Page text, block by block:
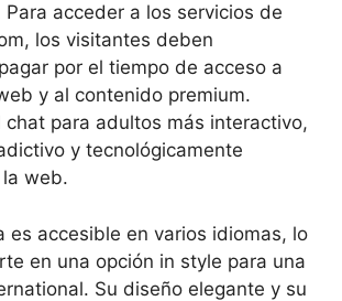
Para acceder a los servicios de
los visitantes deben
por el tiempo de acceso a
y al contenido premium.
chat para adultos más interactivo,
y tecnológicamente
web.
es accesible en varios idiomas, lo
en una opción in style para una
Su diseño elegante y su